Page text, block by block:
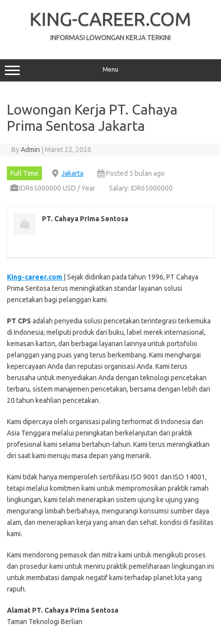
KING-CAREER.COM
INFORMASI LOWONGAN KERJA TERKINI
Menu
Lowongan Kerja PT. Cahaya
Prima Sentosa Jakarta
ByAdmin Maret 22, 2026
Full Time Jakarta
Posted 5 bulan ago
IDR65000000 USD / Year
Salary: IDR65000000
PT. Cahaya Prima Sentosa
King-career.com
| Sejak didirikan pada tahun 1996, PT Cahaya
Prima Sentosa terus meningkatkan standar layanan solusi
pencetakan bagi pelanggan kami.
PT CPS adalah penyedia solusi pencetakan terintegrasi terkemuka
di Indonesia; meliputi produk dari buku, label merek internasional,
kemasan karton, dan berbagai layanan lainnya untuk portofolio
pelanggan yang puas yang terus berkembang. Kami menghargai
kepercayaan Anda dan reputasi organisasi Anda. Kami terus
berusaha untuk menyediakan Anda dengan teknologi pencetakan
terbaru, sistem manajemen pencetakan, bersama dengan lebih dari
20 tahun keahlian pencetakan.
Kami dipercaya oleh organisasi paling terhormat di Indonesia dan
Asia Tenggara melalui peningkatan berkelanjutan dari praktik
profesional kami selama bertahun-tahun. Kami terus meningkatkan
diri saat kami menuju masa depan yang menarik.
Kami tidak hanya memperoleh sertifikasi ISO 9001 dan ISO 14001,
tetapi melalui komitmen kami untuk mempromosikan praktik ramah
lingkungan, kami telah menerapkan sistem ujung ke ujung yang
mengurangi limbah berbahaya, mengurangi konsumsi sumber daya
alam, dan menerapkan kerja yang aman dan sehat. kondisi di fasilitas
kami.
Kami mendorong pemasok dan mitra kami untuk mengikuti proses
dan prosedur kami untuk meniru praktik pemeliharaan lingkungan ini
untuk membatasi dampak negatif kami terhadap planet kita yang
rapuh.
Alamat PT. Cahaya Prima Sentosa
Taman Teknologi Berlian